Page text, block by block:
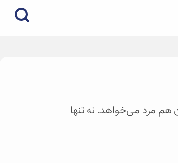
هم مرد می‌خواهد. نه تنها